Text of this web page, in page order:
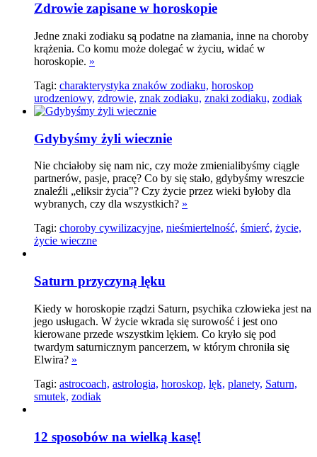
Zdrowie zapisane w horoskopie
Jedne znaki zodiaku są podatne na złamania, inne na choroby
krążenia. Co komu może dolegać w życiu, widać w
horoskopie. »
Tagi: charakterystyka znaków zodiaku, horoskop
urodzeniowy, zdrowie, znak zodiaku, znaki zodiaku, zodiak
Gdybyśmy żyli wiecznie
Nie chciałoby się nam nic, czy może zmienialibyśmy ciągle
partnerów, pasje, pracę? Co by się stało, gdybyśmy wreszcie
znaleźli „eliksir życia"? Czy życie przez wieki byłoby dla
wybranych, czy dla wszystkich? »
Tagi: choroby cywilizacyjne, nieśmiertelność, śmierć, życie,
życie wieczne
Saturn przyczyną lęku
Kiedy w horoskopie rządzi Saturn, psychika człowieka jest na
jego usługach. W życie wkrada się surowość i jest ono
kierowane przede wszystkim lękiem. Co kryło się pod
twardym saturnicznym pancerzem, w którym chroniła się
Elwira? »
Tagi: astrocoach, astrologia, horoskop, lęk, planety, Saturn,
smutek, zodiak
12 sposobów na wielką kasę!